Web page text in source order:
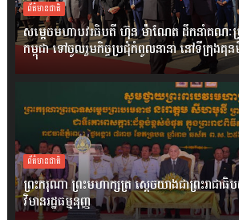
ព័ត៌មានជាតិ
សម្តេចមហាបវរធិបតី ហ៊ុន ម៉ាណែត ដឹកនាំគណៈ
កម្ពុជា ទៅចូលរួមកិច្ចប្រជុំកំពូលនានា នៅទីក្រុង
ព័ត៌មានជាតិ
ព្រះករុណា ព្រះមហាក្សត្រ ស្តេចយាងជាព្រះរាជាធិ
វិមានរដ្ឋធម្មនុញ្ញ